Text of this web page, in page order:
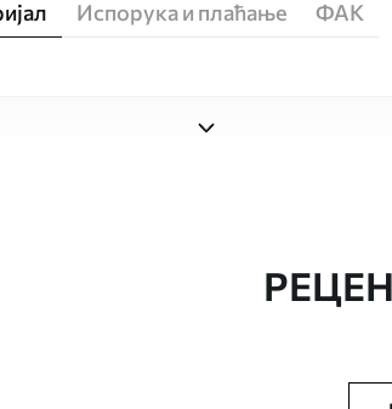
Испорука и плаћање ФАК